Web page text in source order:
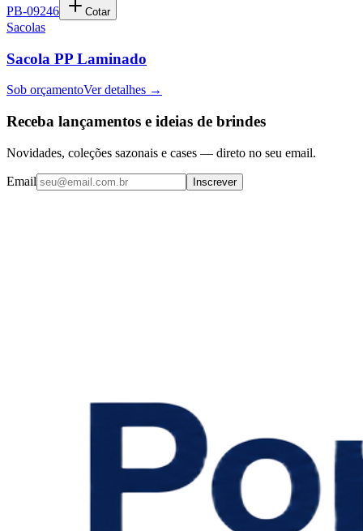
PB-09246 Cotar
Sacolas
Sacola PP Laminado
Sob orçamentoVer detalhes →
Receba lançamentos e ideias de brindes
Novidades, coleções sazonais e cases — direto no seu email.
Email Inscrever